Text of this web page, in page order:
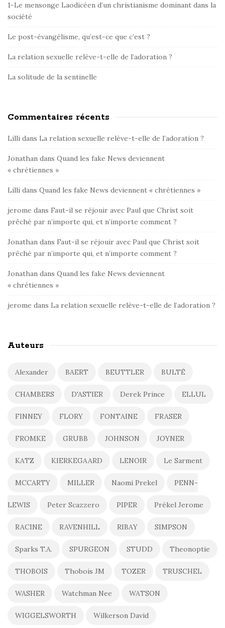
b
a
r
1-Le mensonge Laodicéen d’un christianisme dominant dans la
société
Le post-évangélisme, qu’est-ce que c’est ?
La relation sexuelle relève-t-elle de l’adoration ?
La solitude de la sentinelle
Commentaires récents
Lilli dans La relation sexuelle relève-t-elle de l’adoration ?
Jonathan dans Quand les fake News deviennent
« chrétiennes »
Lilli dans Quand les fake News deviennent « chrétiennes »
jerome dans Faut-il se réjouir avec Paul que Christ soit
prêché par n’importe qui, et n’importe comment ?
Jonathan dans Faut-il se réjouir avec Paul que Christ soit
prêché par n’importe qui, et n’importe comment ?
Jonathan dans Quand les fake News deviennent
« chrétiennes »
jerome dans La relation sexuelle relève-t-elle de l’adoration ?
Auteurs
Alexander BAERT BEUTTLER BULTÉ
CHAMBERS D'ASTIER Derek Prince ELLUL
FINNEY FLORY FONTAINE FRASER
FROMKE GRUBB JOHNSON JOYNER
KATZ KIERKEGAARD LENOIR Le Sarment
MCCARTY MILLER Naomi Prekel PENN-
LEWIS Peter Scazzero PIPER Prékel Jerome
RACINE RAVENHILL RIBAY SIMPSON
Sparks T.A. SPURGEON STUDD Theonoptie
THOBOIS Thobois JM TOZER TRUSCHEL
WASHER Watchman Nee WATSON
WIGGELSWORTH Wilkerson David